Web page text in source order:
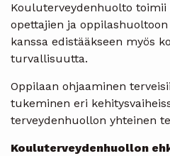
Kouluterveydenhuolto toimii
opettajien ja
kanssa edistääkseen myös
turvallisuutta.
Oppilaan ohjaaminen
tukeminen eri
terveydenhuollon yhteinen
Kouluterveydenhuollon